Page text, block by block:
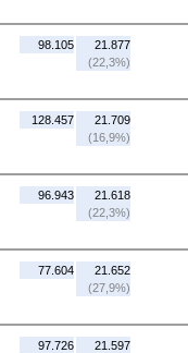
98.105
21.877
(22,3%)
128.457
21.709
(16,9%)
96.943
21.618
(22,3%)
77.604
21.652
(27,9%)
97.726
21.597